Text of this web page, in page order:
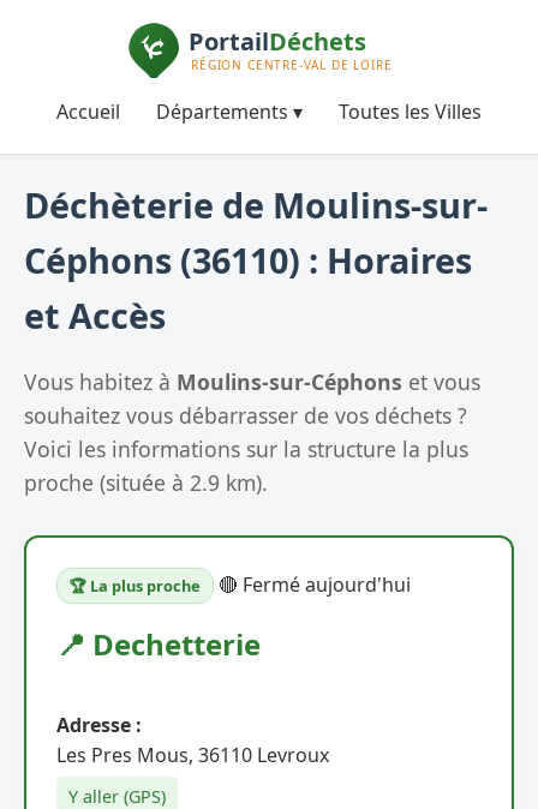
Accueil Départements ▾ Toutes les Villes
Déchèterie de Moulins-sur-
Céphons (36110) : Horaires
et Accès
Vous habitez à Moulins-sur-Céphons et vous
souhaitez vous débarrasser de vos déchets ?
Voici les informations sur la structure la plus
proche (située à 2.9 km).
🏆 La plus proche 🔴 Fermé aujourd'hui
📍 Dechetterie
Adresse :
Les Pres Mous, 36110 Levroux
Y aller (GPS)